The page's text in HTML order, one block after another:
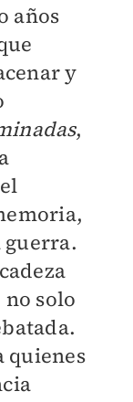
años
y
,
no solo
quienes